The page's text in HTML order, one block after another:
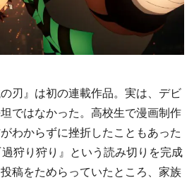
刃』は初の連載作品。実は、デビ
ではなかった。高校生で漫画制作
わからずに挫折したこともあった
狩り狩り』という読み切りを完成
稿をためらっていたところ、家族